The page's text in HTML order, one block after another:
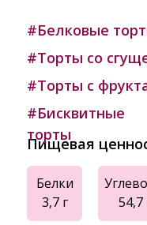
Белки
3,7 г
54,7
Пищевая
#Белковые
#Торты со
#Торты с
#Бисквитные
торты